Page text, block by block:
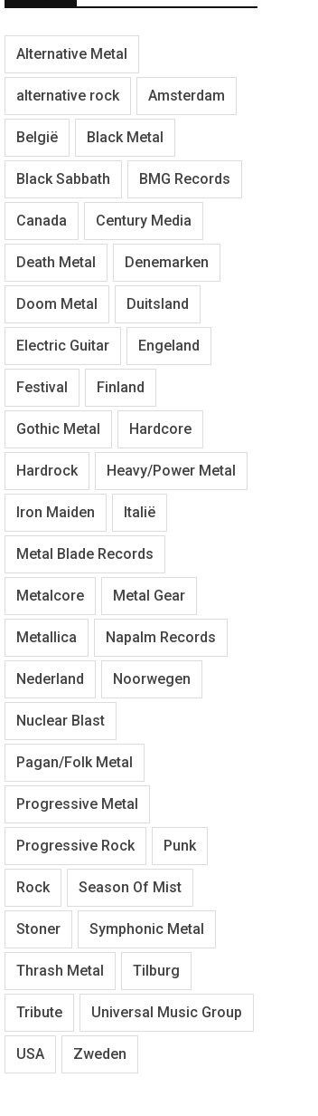
Alternative Metal
alternative rock Amsterdam
België Black Metal
Black Sabbath BMG Records
Canada Century Media
Death Metal Denemarken
Doom Metal Duitsland
Electric Guitar Engeland
Festival Finland
Gothic Metal Hardcore
Hardrock Heavy/Power Metal
Iron Maiden Italië
Metal Blade Records
Metalcore Metal Gear
Metallica Napalm Records
Nederland Noorwegen
Nuclear Blast
Pagan/Folk Metal
Progressive Metal
Progressive Rock Punk
Rock Season Of Mist
Stoner Symphonic Metal
Thrash Metal Tilburg
Tribute Universal Music Group
USA Zweden